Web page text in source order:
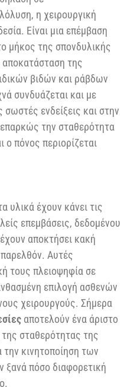
η χειρουργική
Είναι μια επέμβαση
μήκος της σπονδυλικής
αποκατάσταση της
βιδών και ράβδων
συνδυάζεται και με
σωστές ενδείξεις και στην
την σταθερότητα
πόνος περιορίζεται
υλικά έχουν κάνει τις
επεμβάσεις, δεδομένου
αποκτήσει κακή
Αυτές
τους πλειοψηφία σε
επιλογή ασθενών
χειρουργούς. Σήμερα
αποτελούν ένα άριστο
σταθερότητας της
την κινητοποίηση των
πόσο διαφορετική